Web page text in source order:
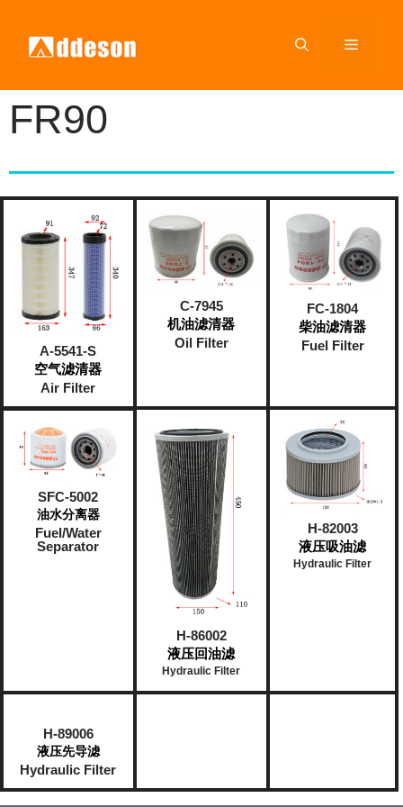
FR90
A-5541-S
空气滤清器
Air Filter
C-7945
机油滤清器
Oil Filter
FC-1804
柴油滤清器
Fuel Filter
SFC-5002
油水分离器
Fuel/Water
Separator
H-86002
液压回油滤
Hydraulic Filter
H-82003
液压吸油滤
Hydraulic Filter
H-89006
液压先导滤
Hydraulic Filter